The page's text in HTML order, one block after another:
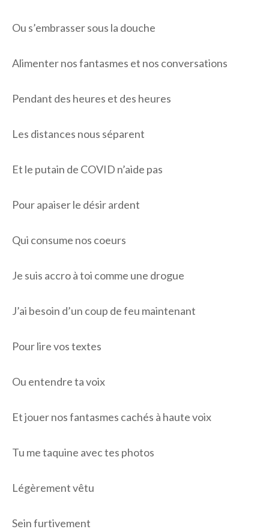
Ou s’embrasser sous la douche
Alimenter nos fantasmes et nos conversations
Pendant des heures et des heures
Les distances nous séparent
Et le putain de COVID n’aide pas
Pour apaiser le désir ardent
Qui consume nos coeurs
Je suis accro à toi comme une drogue
J’ai besoin d’un coup de feu maintenant
Pour lire vos textes
Ou entendre ta voix
Et jouer nos fantasmes cachés à haute voix
Tu me taquine avec tes photos
Légèrement vêtu
Sein furtivement